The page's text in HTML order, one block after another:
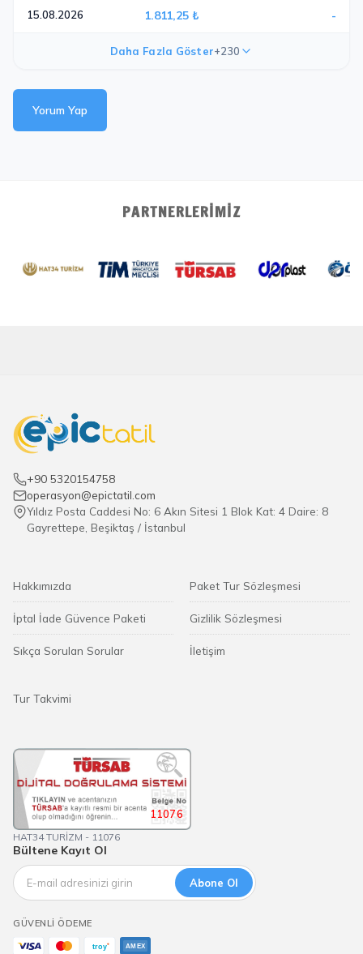
15.08.2026 1.811,25 ₺ -
Daha Fazla Göster+230
Yorum Yap
PARTNERLERIMIZ
+90 5320154758
operasyon@epictatil.com
Yıldız Posta Caddesi No: 6 Akın Sitesi 1 Blok Kat: 4 Daire: 8
Gayrettepe, Beşiktaş / İstanbul
Hakkımızda
İptal İade Güvence Paketi
Sıkça Sorulan Sorular
Paket Tur Sözleşmesi
Gizlilik Sözleşmesi
İletişim
Tur Takvimi
11076
HAT34 TURİZM - 11076
Bültene Kayıt Ol
Abone Ol
GÜVENLI ÖDEME